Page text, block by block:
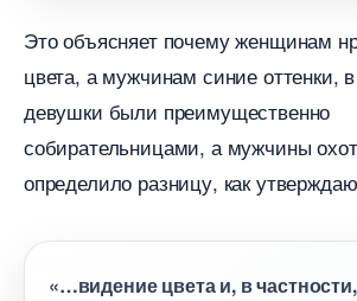
Это объясняет почему женщинам
цвета, а мужчинам синие оттенки,
девушки были преимущественно
собирательницами, а мужчины
определило разницу, как
«…видение цвета и, в частности,